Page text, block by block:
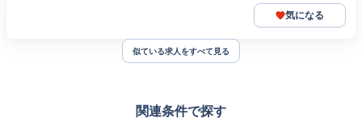
気になる
似ている求人をすべて見る
関連条件で探す